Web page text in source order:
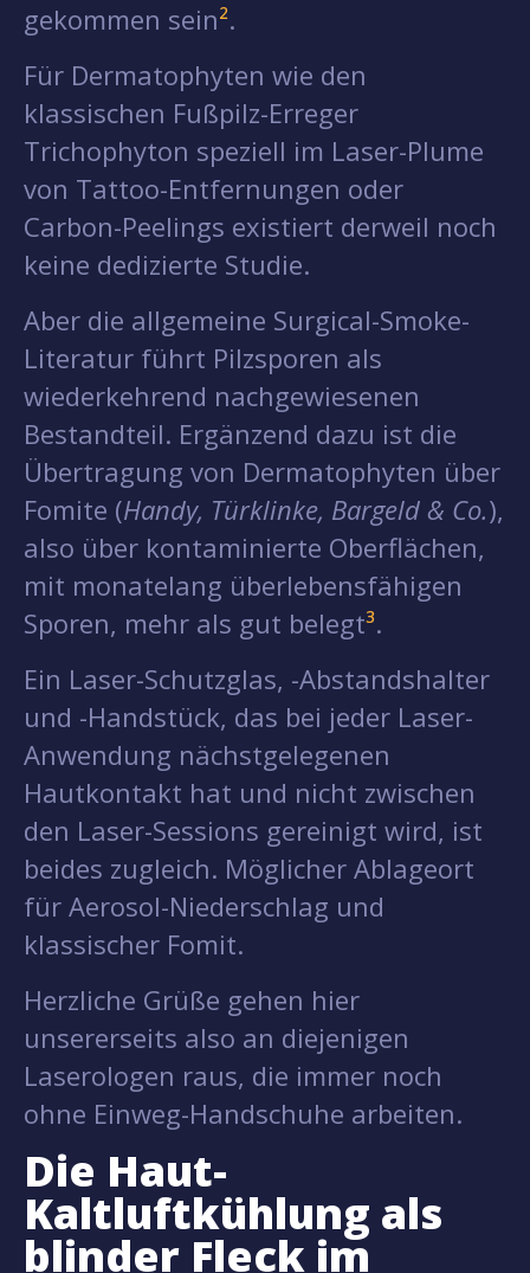
gekommen sein².
Für Dermatophyten wie den
klassischen Fußpilz-Erreger
Trichophyton speziell im Laser-Plume
von Tattoo-Entfernungen oder
Carbon-Peelings existiert derweil noch
keine dedizierte Studie.
Aber die allgemeine Surgical-Smoke-
Literatur führt Pilzsporen als
wiederkehrend nachgewiesenen
Bestandteil. Ergänzend dazu ist die
Übertragung von Dermatophyten über
Fomite (Handy, Türklinke, Bargeld & Co.),
also über kontaminierte Oberflächen,
mit monatelang überlebensfähigen
Sporen, mehr als gut belegt³.
Ein Laser-Schutzglas, -Abstandshalter
und -Handstück, das bei jeder Laser-
Anwendung nächstgelegenen
Hautkontakt hat und nicht zwischen
den Laser-Sessions gereinigt wird, ist
beides zugleich. Möglicher Ablageort
für Aerosol-Niederschlag und
klassischer Fomit.
Herzliche Grüße gehen hier
unsererseits also an diejenigen
Laserologen raus, die immer noch
ohne Einweg-Handschuhe arbeiten.
Die Haut-
Kaltluftkühlung als
blinder Fleck im